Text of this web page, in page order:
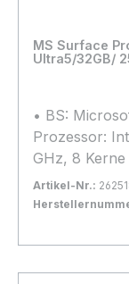
MS Surface
Ultra5/32GB/
• BS:
Prozessor:
GHz, 8 Kerne
•
erweiterbar)
Display: 13",
Artikel-Nr.:
In den